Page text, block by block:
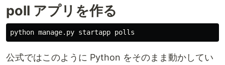
poll アプリを作る
公式ではこのように Python をそのまま動かしてい